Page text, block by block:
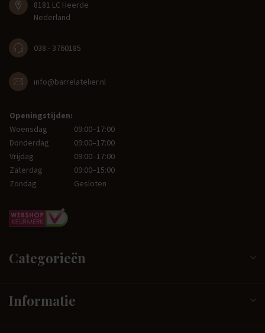
8181 LC Heerde
Nederland
038 - 3760185
info@barrelatelier.nl
Openingstijden:
Woensdag
09:00–17:00
Donderdag
09:00–17:00
Vrijdag
09:00–17:00
Zaterdag
09:00–15:00
Zondag
Gesloten
Categorieën
Informatie